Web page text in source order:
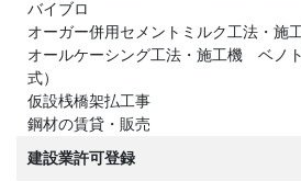
バイブロ
オーガー併用セメントミルク工法・
オールケーシング工法・施工機 ベノ
式）
仮設桟橋架払工事
鋼材の賃貸・販売
建設業許可登録